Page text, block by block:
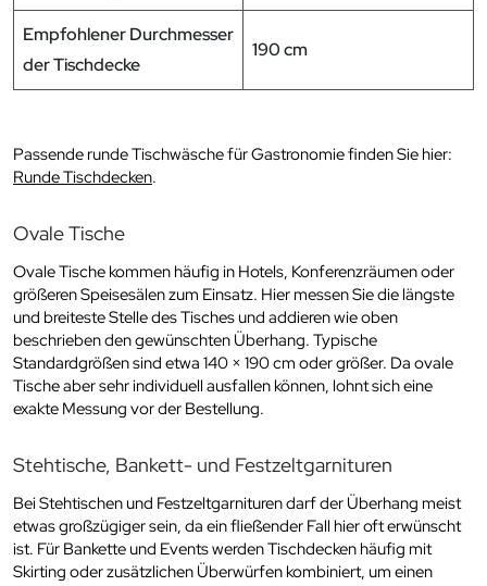
Empfohlener Durchmesser
der Tischdecke
190 cm
Passende runde Tischwäsche für Gastronomie finden Sie hier:
Runde Tischdecken.
Ovale Tische
Ovale Tische kommen häufig in Hotels, Konferenzräumen oder
größeren Speisesälen zum Einsatz. Hier messen Sie die längste
und breiteste Stelle des Tisches und addieren wie oben
beschrieben den gewünschten Überhang. Typische
Standardgrößen sind etwa 140 × 190 cm oder größer. Da ovale
Tische aber sehr individuell ausfallen können, lohnt sich eine
exakte Messung vor der Bestellung.
Stehtische, Bankett- und Festzeltgarnituren
Bei Stehtischen und Festzeltgarnituren darf der Überhang meist
etwas großzügiger sein, da ein fließender Fall hier oft erwünscht
ist. Für Bankette und Events werden Tischdecken häufig mit
Skirting oder zusätzlichen Überwürfen kombiniert, um einen